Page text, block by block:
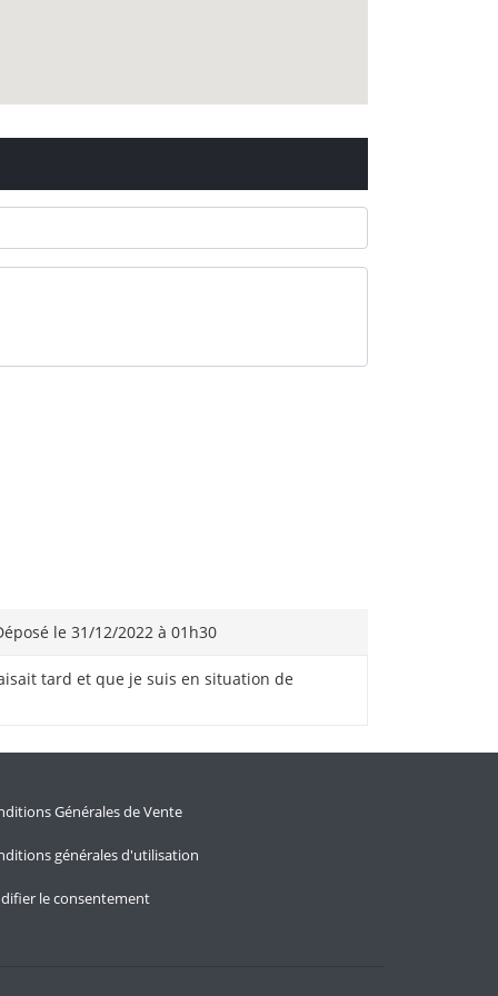
le 31/12/2022 à 01h30
tard et que je suis en situation de
Générales de Vente
générales d'utilisation
le consentement